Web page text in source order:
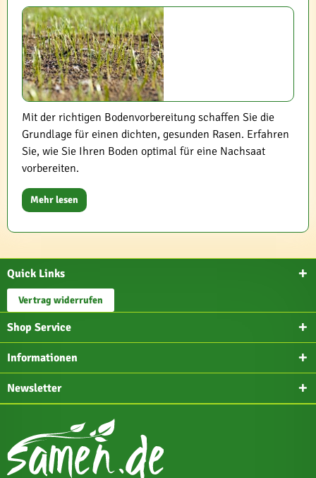
Mit der richtigen Bodenvorbereitung schaffen Sie die
Grundlage für einen dichten, gesunden Rasen. Erfahren
Sie, wie Sie Ihren Boden optimal für eine Nachsaat
vorbereiten.
Mehr lesen
Quick Links
Vertrag widerrufen
Shop Service
Informationen
Newsletter